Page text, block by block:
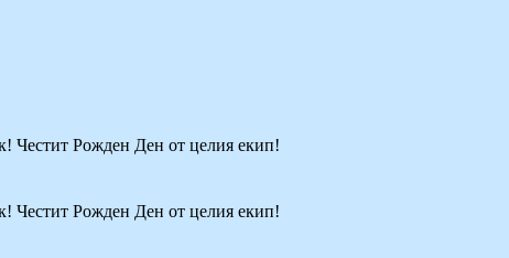
Честит Рожден Ден от целия екип!
Честит Рожден Ден от целия екип!